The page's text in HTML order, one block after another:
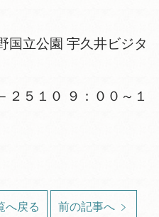
国立公園 宇久井ビジタ
２５１０ ９：００～１
へ戻る 前の記事へ